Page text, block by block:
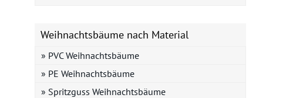
Weihnachtsbäume nach Material
» PVC Weihnachtsbäume
» PE Weihnachtsbäume
» Spritzguss Weihnachtsbäume